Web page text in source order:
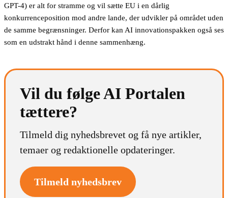
GPT-4) er alt for stramme og vil sætte EU i en dårlig
konkurrenceposition mod andre lande, der udvikler på området uden
de samme begrænsninger. Derfor kan AI innovationspakken også ses
som en udstrakt hånd i denne sammenhæng.
Vil du følge AI Portalen
tættere?
Tilmeld dig nyhedsbrevet og få nye artikler,
temaer og redaktionelle opdateringer.
Tilmeld nyhedsbrev